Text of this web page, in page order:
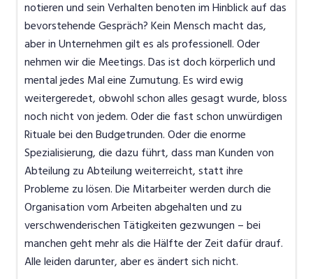
notieren und sein Verhalten benoten im Hinblick auf das
bevorstehende Gespräch? Kein Mensch macht das,
aber in Unternehmen gilt es als professionell. Oder
nehmen wir die Meetings. Das ist doch körperlich und
mental jedes Mal eine Zumutung. Es wird ewig
weitergeredet, obwohl schon alles gesagt wurde, bloss
noch nicht von jedem. Oder die fast schon unwürdigen
Rituale bei den Budgetrunden. Oder die enorme
Spezialisierung, die dazu führt, dass man Kunden von
Abteilung zu Abteilung weiterreicht, statt ihre
Probleme zu lösen. Die Mitarbeiter werden durch die
Organisation vom Arbeiten abgehalten und zu
verschwenderischen Tätigkeiten gezwungen – bei
manchen geht mehr als die Hälfte der Zeit dafür drauf.
Alle leiden darunter, aber es ändert sich nicht.